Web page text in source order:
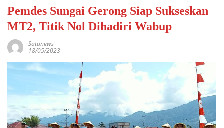
Pemdes Sungai Gerong Siap Sukseskan
MT2, Titik Nol Dihadiri Wabup
Satunews
18/05/2023